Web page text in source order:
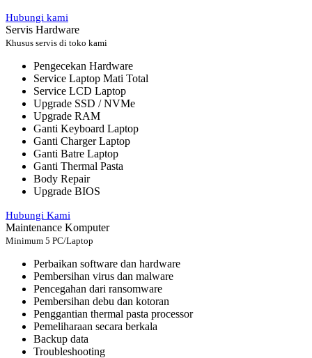
Hubungi kami
Servis Hardware
Khusus servis di toko kami
Pengecekan Hardware
Service Laptop Mati Total
Service LCD Laptop
Upgrade SSD / NVMe
Upgrade RAM
Ganti Keyboard Laptop
Ganti Charger Laptop
Ganti Batre Laptop
Ganti Thermal Pasta
Body Repair
Upgrade BIOS
Hubungi Kami
Maintenance Komputer
Minimum 5 PC/Laptop
Perbaikan software dan hardware
Pembersihan virus dan malware
Pencegahan dari ransomware
Pembersihan debu dan kotoran
Penggantian thermal pasta processor
Pemeliharaan secara berkala
Backup data
Troubleshooting